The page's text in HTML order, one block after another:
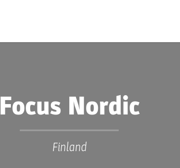
Focus Nordic
Finland